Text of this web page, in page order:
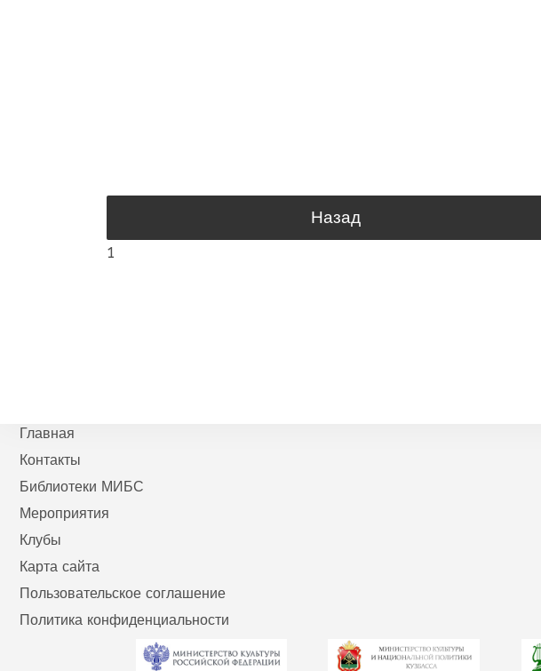
Назад
1
Главная
Контакты
Библиотеки МИБС
Мероприятия
Клубы
Карта сайта
Пользовательское соглашение
Политика конфиденциальности